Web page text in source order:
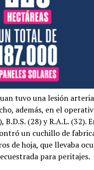
tuvo una lesión
además, en el
B.D.S. (28) y R.A.L. (32).
un cuchillo de
de hoja, que llevaba
para peritajes.